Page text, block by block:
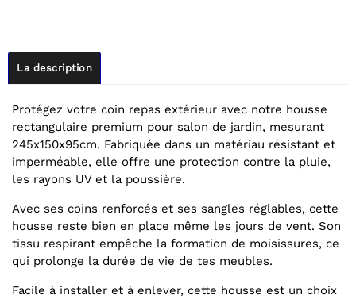
La description
Protégez votre coin repas extérieur avec notre housse
rectangulaire premium pour salon de jardin, mesurant
245x150x95cm. Fabriquée dans un matériau résistant et
imperméable, elle offre une protection contre la pluie,
les rayons UV et la poussière.
Avec ses coins renforcés et ses sangles réglables, cette
housse reste bien en place même les jours de vent. Son
tissu respirant empêche la formation de moisissures, ce
qui prolonge la durée de vie de tes meubles.
Facile à installer et à enlever, cette housse est un choix